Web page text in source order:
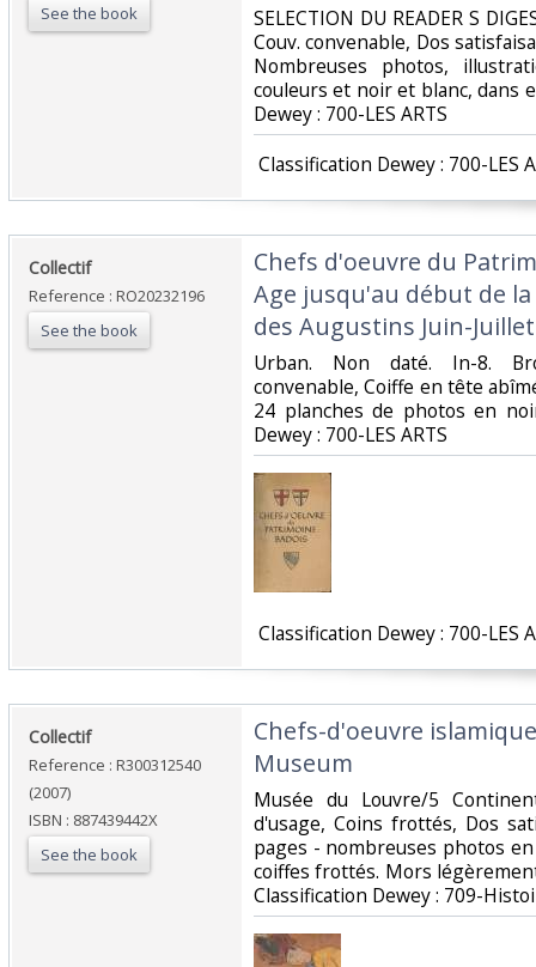
See the book
‎SELECTION DU READER S
Couv. convenable, Dos
Nombreuses photos,
couleurs et noir et blanc, dans
Dewey : 700-LES ARTS‎
Classification Dewey : 700-LES
‎Collectif‎
Reference : RO20232196
See the book
‎Chefs d'oeuvre du
Age jusqu'au début de
des Augustins Juin-
‎Urban. Non daté. In-8.
convenable, Coiffe en tête
24 planches de photos en
Dewey : 700-LES ARTS‎
Classification Dewey : 700-LES
‎Collectif‎
Reference : R300312540
(2007)
ISBN : 887439442X
See the book
‎Chefs-d'oeuvre
Museum‎
‎Musée du Louvre/5
d'usage, Coins frottés, Dos
pages - nombreuses photos
coiffes frottés. Mors
Classification Dewey : 709-